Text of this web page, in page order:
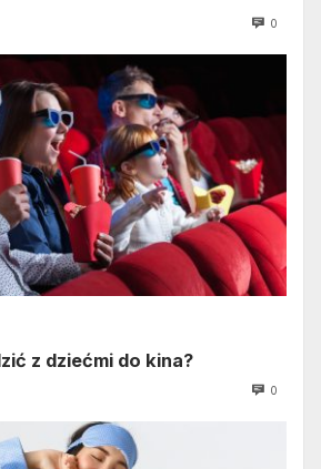
0
z dziećmi do kina?
0